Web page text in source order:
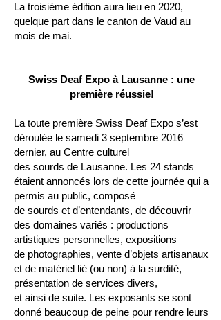
La troisième édition aura lieu en 2020,
quelque part dans le canton de Vaud au
mois de mai.
Swiss Deaf Expo à Lausanne : une
première réussie!
La toute première Swiss Deaf Expo s’est
déroulée le samedi 3 septembre 2016
dernier, au Centre culturel
des sourds de Lausanne. Les 24 stands
étaient annoncés lors de cette journée qui a
permis au public, composé
de sourds et d’entendants, de découvrir
des domaines variés : productions
artistiques personnelles, expositions
de photographies, vente d’objets artisanaux
et de matériel lié (ou non) à la surdité,
présentation de services divers,
et ainsi de suite. Les exposants se sont
donné beaucoup de peine pour rendre leurs